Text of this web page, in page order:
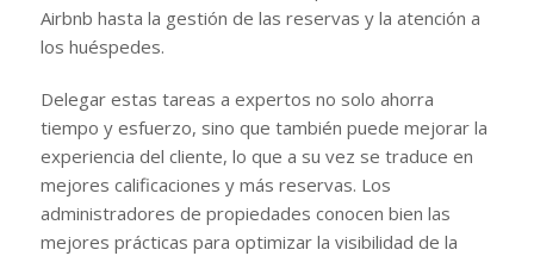
Airbnb hasta la gestión de las reservas y la atención a
los huéspedes.
Delegar estas tareas a expertos no solo ahorra
tiempo y esfuerzo, sino que también puede mejorar la
experiencia del cliente, lo que a su vez se traduce en
mejores calificaciones y más reservas. Los
administradores de propiedades conocen bien las
mejores prácticas para optimizar la visibilidad de la